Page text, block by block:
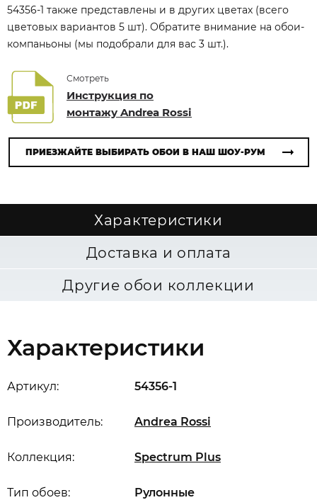
54356-1 также представлены и в других цветах (всего
цветовых вариантов 5 шт). Обратите внимание на обои-
компаньоны (мы подобрали для вас 3 шт.).
Смотреть
Инструкция по
монтажу Andrea Rossi
ПРИЕЗЖАЙТЕ ВЫБИРАТЬ ОБОИ В НАШ ШОУ-РУМ
Характеристики
Доставка и оплата
Другие обои коллекции
Характеристики
Артикул: 54356-1
Производитель: Andrea Rossi
Коллекция: Spectrum Plus
Тип обоев: Рулонные